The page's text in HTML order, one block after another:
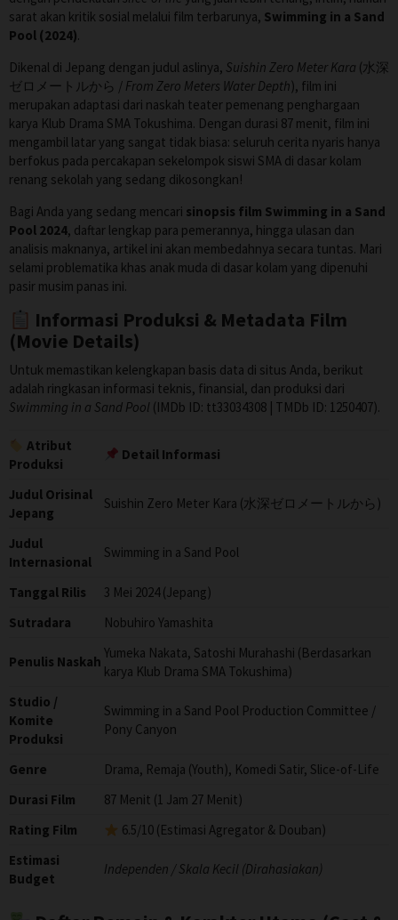
sarat akan kritik sosial melalui film terbarunya, Swimming in a Sand
Pool (2024).
Dikenal di Jepang dengan judul aslinya, Suishin Zero Meter Kara (水深
ゼロメートルから / From Zero Meters Water Depth), film ini
merupakan adaptasi dari naskah teater pemenang penghargaan
karya Klub Drama SMA Tokushima. Dengan durasi 87 menit, film ini
mengambil latar yang sangat tidak biasa: seluruh cerita nyaris hanya
berfokus pada percakapan sekelompok siswi SMA di dasar kolam
renang sekolah yang sedang dikosongkan!
Bagi Anda yang sedang mencari sinopsis film Swimming in a Sand
Pool 2024, daftar lengkap para pemerannya, hingga ulasan dan
analisis maknanya, artikel ini akan membedahnya secara tuntas. Mari
selami problematika khas anak muda di dasar kolam yang dipenuhi
pasir musim panas ini.
Informasi Produksi & Metadata Film
(Movie Details)
Untuk memastikan kelengkapan basis data di situs Anda, berikut
adalah ringkasan informasi teknis, finansial, dan produksi dari
Swimming in a Sand Pool (IMDb ID: tt33034308 | TMDb ID: 1250407).
Atribut
Produksi
Detail Informasi
Judul Orisinal
Jepang
Suishin Zero Meter Kara (水深ゼロメートルから)
Judul
Internasional
Swimming in a Sand Pool
Tanggal Rilis
3 Mei 2024 (Jepang)
Sutradara
Nobuhiro Yamashita
Penulis Naskah
Yumeka Nakata, Satoshi Murahashi (Berdasarkan
karya Klub Drama SMA Tokushima)
Studio /
Komite
Produksi
Swimming in a Sand Pool Production Committee /
Pony Canyon
Genre
Drama, Remaja (Youth), Komedi Satir, Slice-of-Life
Durasi Film
87 Menit (1 Jam 27 Menit)
Rating Film
6.5/10 (Estimasi Agregator & Douban)
Estimasi
Budget
Independen / Skala Kecil (Dirahasiakan)